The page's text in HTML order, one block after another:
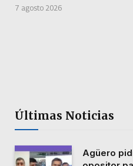
7 agosto 2026
Últimas Noticias
Agüero